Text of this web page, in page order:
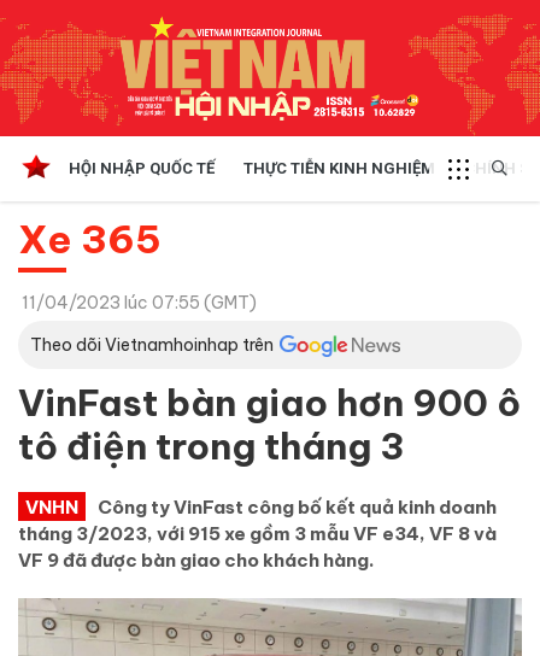
HỘI NHẬP QUỐC TẾ THỰC TIỄN KINH NGHIỆM CHÍNH
Xe 365
11/04/2023 lúc 07:55 (GMT)
Theo dõi Vietnamhoinhap trên
VinFast bàn giao hơn 900 ô
tô điện trong tháng 3
VNHN
Công ty VinFast công bố kết quả kinh doanh
tháng 3/2023, với 915 xe gồm 3 mẫu VF e34, VF 8 và
VF 9 đã được bàn giao cho khách hàng.